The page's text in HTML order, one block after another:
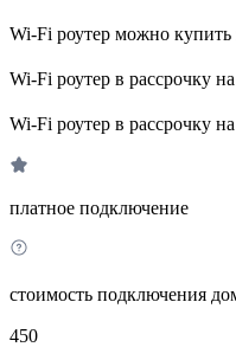
Wi-Fi роутер можно купить
Wi-Fi роутер в рассрочку
Wi-Fi роутер в рассрочку
платное подключение
стоимость подключения
450